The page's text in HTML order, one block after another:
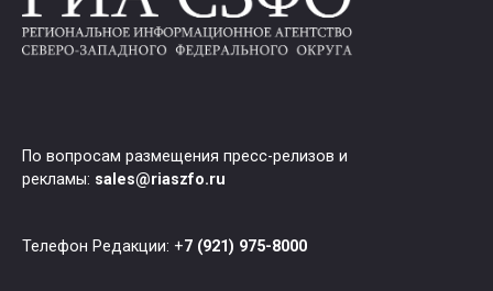
По вопросам размещения пресс-релизов и
рекламы: sales@riaszfo.ru
Телефон Редакции: +7 (921) 975-8000